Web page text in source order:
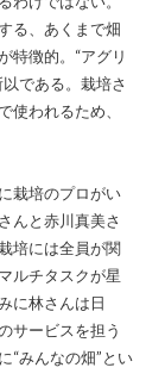
る、あくまで畑
特徴的。“アグリ
である。栽培さ
使われるため、
栽培のプロがい
んと赤川真美さ
培には全員が関
ルチタスクが星
に林さんは日
サービスを担う
みんなの畑”とい